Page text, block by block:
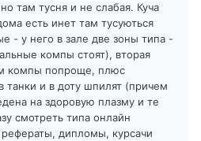
там тусня и не слабая. Куча
есть инет там тусуються
- у него в зале две зоны типа -
компы стоят), вторая
компы попроще, плюс
танки и в доту шпилят (причем
на здоровую плазму и те
смотреть типа онлайн
дипломы, курсачи